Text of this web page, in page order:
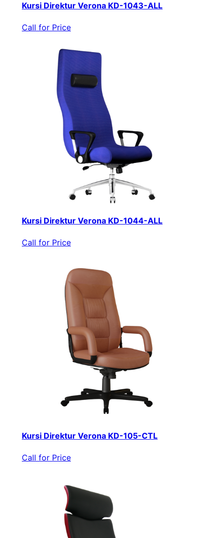
Kursi Direktur Verona KD-1043-ALL
Call for Price
Kursi Direktur Verona KD-1044-ALL
Call for Price
Kursi Direktur Verona KD-105-CTL
Call for Price